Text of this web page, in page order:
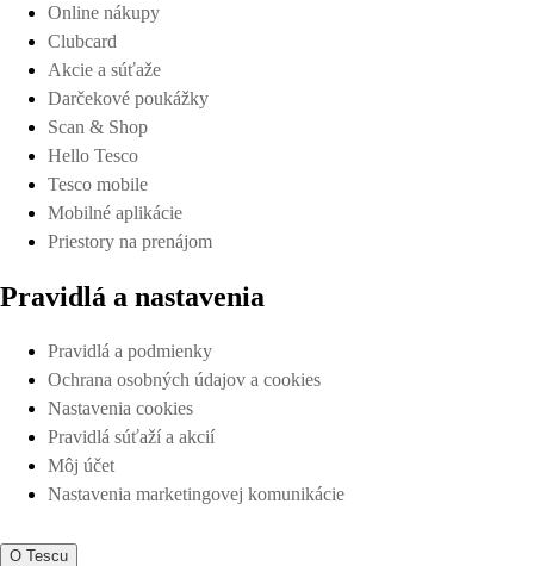
Online nákupy
Clubcard
Akcie a súťaže
Darčekové poukážky
Scan & Shop
Hello Tesco
Tesco mobile
Mobilné aplikácie
Priestory na prenájom
Pravidlá a nastavenia
Pravidlá a podmienky
Ochrana osobných údajov a cookies
Nastavenia cookies
Pravidlá súťaží a akcií
Môj účet
Nastavenia marketingovej komunikácie
O Tescu